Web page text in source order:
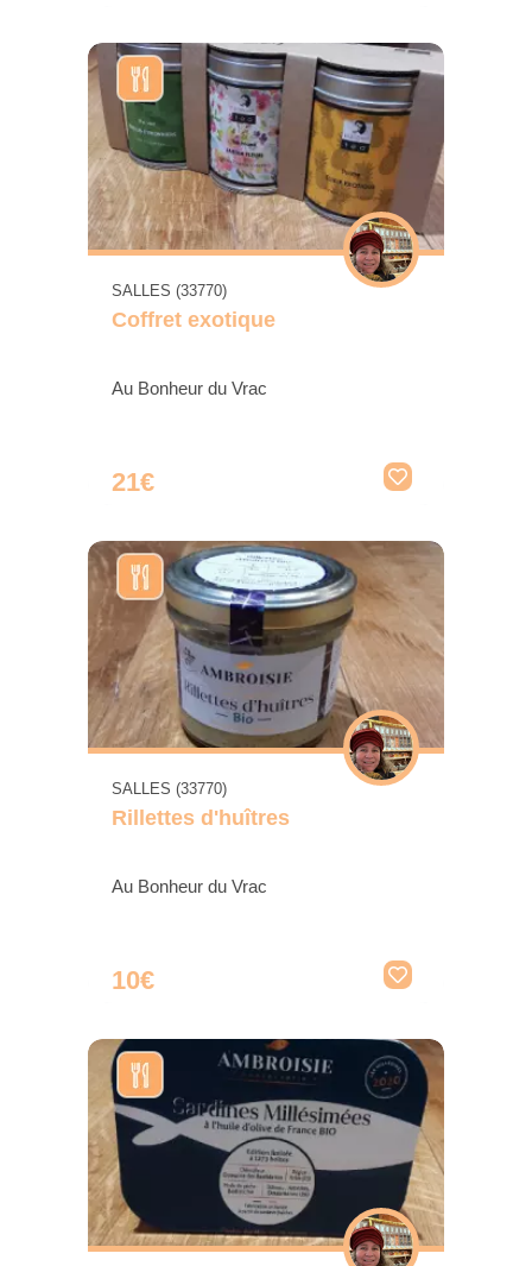
SALLES (33770)
Coffret exotique
Au Bonheur du Vrac
21€
SALLES (33770)
Rillettes d'huîtres
Au Bonheur du Vrac
10€